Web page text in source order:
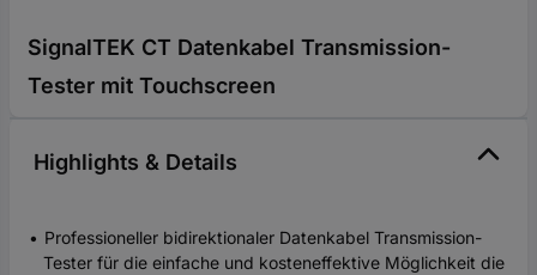
SignalTEK CT Datenkabel Transmission-
Tester mit Touchscreen
Highlights & Details
Professioneller bidirektionaler Datenkabel Transmission-
Tester für die einfache und kosteneffektive Möglichkeit die